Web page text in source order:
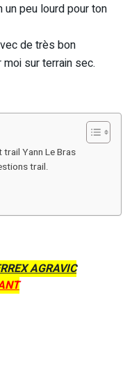
un peu lourd pour ton
de très bon
sur terrain sec.
Yann Le Bras
trail.
AGRAVIC